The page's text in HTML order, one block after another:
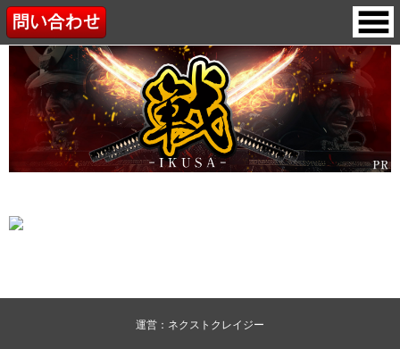
運営：ネクストクレイジー